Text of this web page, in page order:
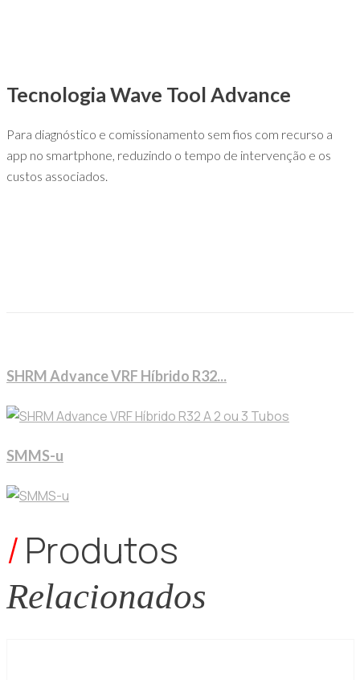
Tecnologia Wave Tool Advance
Para diagnóstico e comissionamento sem fios com recurso a
app no smartphone, reduzindo o tempo de intervenção e os
custos associados.
SHRM Advance VRF Híbrido R32...
SMMS-u
/Produtos
Relacionados